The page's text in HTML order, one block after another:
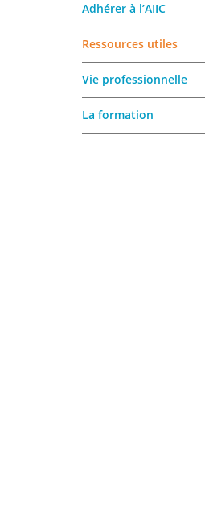
Adhérer à l’AIIC
Ressources utiles
Vie professionnelle
La formation